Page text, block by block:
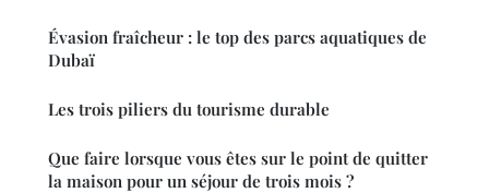
Évasion fraîcheur : le top des parcs aquatiques de
Dubaï
Les trois piliers du tourisme durable
Que faire lorsque vous êtes sur le point de quitter
la maison pour un séjour de trois mois ?